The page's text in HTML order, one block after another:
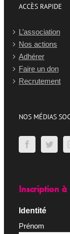
ACCÈS RAPIDE
L’association
Nos actions
Adhérer
Faire un don
Recrutement
NOS MÉDIAS
Inscription
Identité
Prénom